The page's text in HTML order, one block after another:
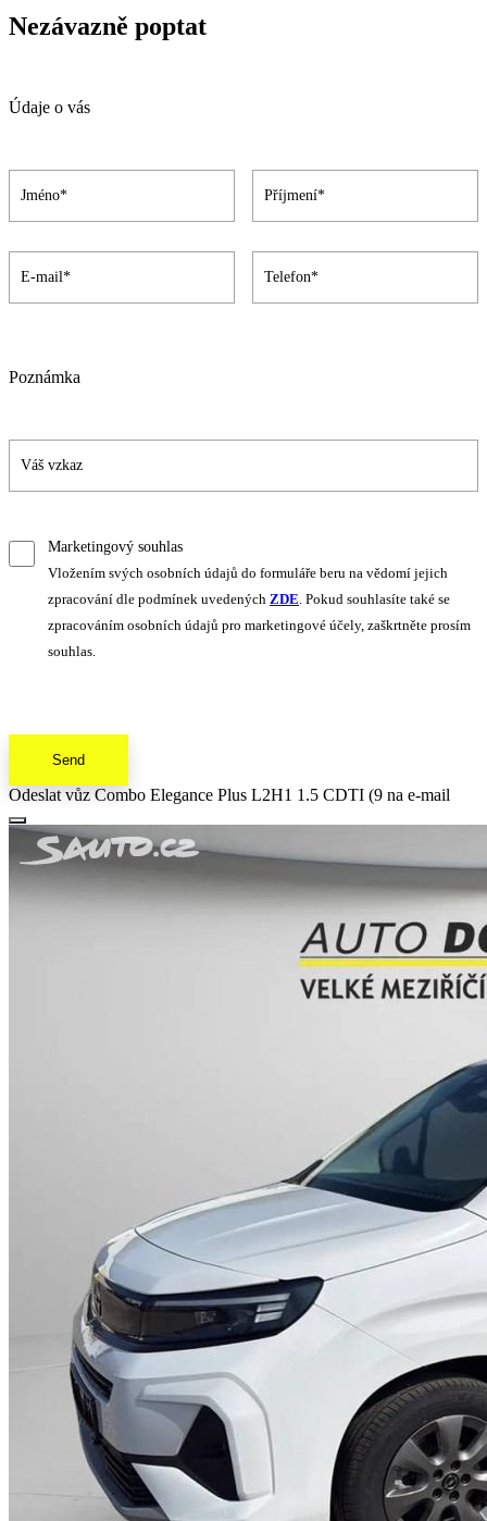
Nezávazně poptat
Údaje o vás
Poznámka
Marketingový souhlas
Vložením svých osobních údajů do formuláře beru na vědomí jejich
zpracování dle podmínek uvedených ZDE. Pokud souhlasíte také se
zpracováním osobních údajů pro marketingové účely, zaškrtněte prosím
souhlas.
Send
Odeslat vůz Combo Elegance Plus L2H1 1.5 CDTI (9 na e-mail